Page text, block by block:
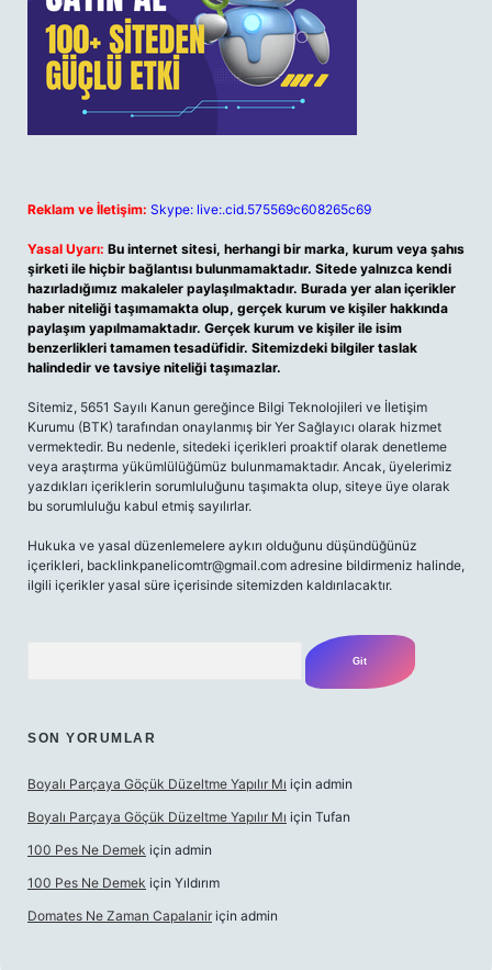
Reklam ve İletişim: Skype: live:.cid.575569c608265c69
Yasal Uyarı: Bu internet sitesi, herhangi bir marka, kurum veya şahıs
şirketi ile hiçbir bağlantısı bulunmamaktadır. Sitede yalnızca kendi
hazırladığımız makaleler paylaşılmaktadır. Burada yer alan içerikler
haber niteliği taşımamakta olup, gerçek kurum ve kişiler hakkında
paylaşım yapılmamaktadır. Gerçek kurum ve kişiler ile isim
benzerlikleri tamamen tesadüfidir. Sitemizdeki bilgiler taslak
halindedir ve tavsiye niteliği taşımazlar.
Sitemiz, 5651 Sayılı Kanun gereğince Bilgi Teknolojileri ve İletişim
Kurumu (BTK) tarafından onaylanmış bir Yer Sağlayıcı olarak hizmet
vermektedir. Bu nedenle, sitedeki içerikleri proaktif olarak denetleme
veya araştırma yükümlülüğümüz bulunmamaktadır. Ancak, üyelerimiz
yazdıkları içeriklerin sorumluluğunu taşımakta olup, siteye üye olarak
bu sorumluluğu kabul etmiş sayılırlar.
Hukuka ve yasal düzenlemelere aykırı olduğunu düşündüğünüz
içerikleri, backlinkpanelicomtr@gmail.com adresine bildirmeniz halinde,
ilgili içerikler yasal süre içerisinde sitemizden kaldırılacaktır.
SON YORUMLAR
Boyalı Parçaya Göçük Düzeltme Yapılır Mı için admin
Boyalı Parçaya Göçük Düzeltme Yapılır Mı için Tufan
100 Pes Ne Demek için admin
100 Pes Ne Demek için Yıldırım
Domates Ne Zaman Capalanir için admin